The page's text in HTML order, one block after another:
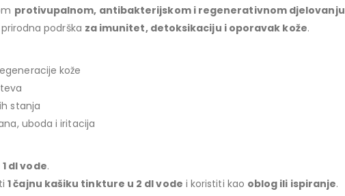
protivupalnom, antibakterijskom i regenerativnom djelovanju
podrška za imunitet, detoksikaciju i oporavak kože.
kože
stanja
uboda i iritacija
1 dl vode.
1 čajnu kašiku tinkture u 2 dl vode i koristiti kao oblog ili ispiranje.